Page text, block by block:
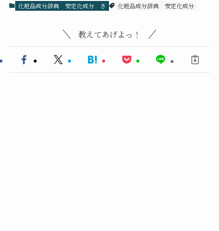
化粧品成分辞典 安定化成分 き 化粧品成分辞典 安定化成分
教えてあげよっ！